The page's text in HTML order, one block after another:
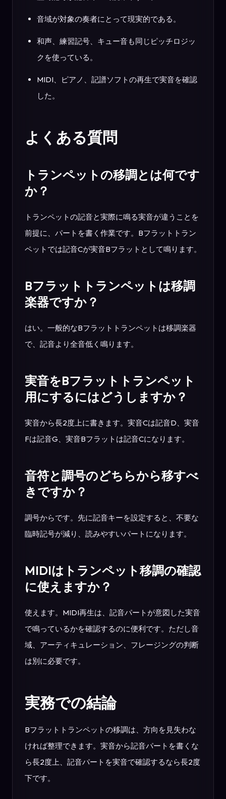
音域が対象の奏者にとって現実的である。
和声、練習記号、キュー音も同じピッチロジッ
クを使っている。
MIDI、ピアノ、記譜ソフトの再生で実音を確認
した。
よくある質問
トランペットの移調とは何です
か？
トランペットの記音と実際に鳴る実音が違うことを
前提に、パートを書く作業です。Bフラットトラン
ペットでは記音Cが実音Bフラットとして鳴ります。
Bフラットトランペットは移調
楽器ですか？
はい。一般的なBフラットトランペットは移調楽器
で、記音より全音低く鳴ります。
実音をBフラットトランペット
用にするにはどうしますか？
実音から長2度上に書きます。実音Cは記音D、実音
Fは記音G、実音Bフラットは記音Cになります。
音符と調号のどちらから移すべ
きですか？
調号からです。先に記音キーを設定すると、不要な
臨時記号が減り、読みやすいパートになります。
MIDIはトランペット移調の確認
に使えますか？
使えます。MIDI再生は、記音パートが意図した実音
で鳴っているかを確認するのに便利です。ただし音
域、アーティキュレーション、フレージングの判断
は別に必要です。
実務での結論
Bフラットトランペットの移調は、方向を見失わな
ければ整理できます。実音から記音パートを書くな
ら長2度上、記音パートを実音で確認するなら長2度
下です。